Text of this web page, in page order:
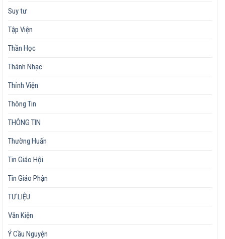
Suy tư
Tập Viện
Thần Học
Thánh Nhạc
Thỉnh Viện
Thông Tin
THÔNG TIN
Thường Huấn
Tin Giáo Hội
Tin Giáo Phận
TƯ LIỆU
Văn Kiện
Ý Cầu Nguyện